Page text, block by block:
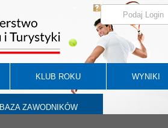
KLUB ROKU WYNIKI
BAZA ZAWODNIKÓW